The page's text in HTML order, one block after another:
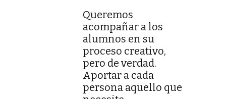
Queremos
acompañar a los
alumnos en su
proceso creativo,
pero de verdad.
Aportar a cada
persona aquello que